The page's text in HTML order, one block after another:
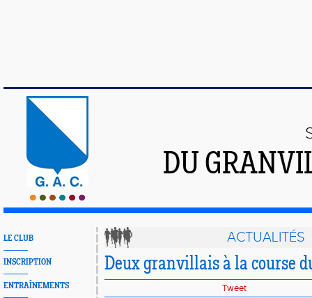
DU
LE CLUB
INSCRIPTION
ENTRAÎNEMENTS
ACTUALITÉS
Deux granvillais à la course
Tweet